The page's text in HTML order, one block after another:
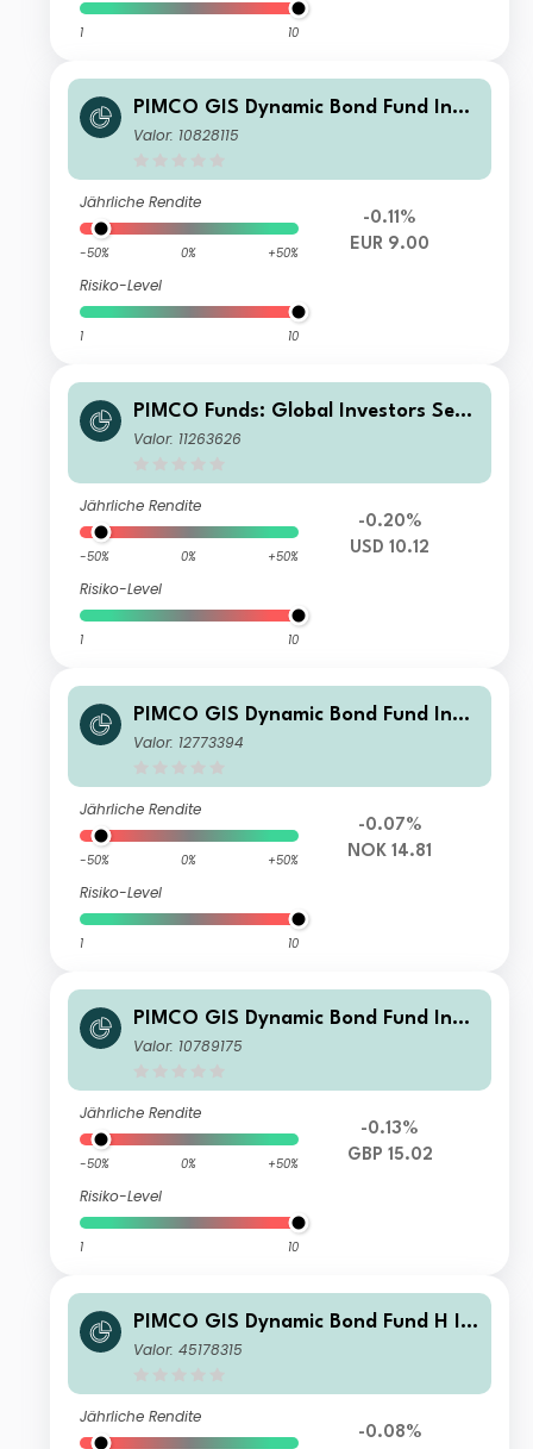
1 10
PIMCO GIS Dynamic Bond Fund Insti
tutional EUR (Hedged) Income
Valor: 10828115
Jährliche Rendite
-50% 0% +50%
Risiko-Level
1 10
-0.11%
EUR 9.00
PIMCO Funds: Global Investors Serie
s plc Dynamic Bond Fund Class E / In
Valor: 11263626
Jährliche Rendite
-50% 0% +50%
Risiko-Level
1 10
-0.20%
USD 10.12
PIMCO GIS Dynamic Bond Fund Insti
tutional NOK (Hedged) Accumulatio
Valor: 12773394
Jährliche Rendite
-50% 0% +50%
Risiko-Level
1 10
-0.07%
NOK 14.81
PIMCO GIS Dynamic Bond Fund Insti
tutional GBP (Hedged) Accumulation
Valor: 10789175
Jährliche Rendite
-50% 0% +50%
Risiko-Level
1 10
-0.13%
GBP 15.02
PIMCO GIS Dynamic Bond Fund H In
stitutional USD Accumulation
Valor: 45178315
Jährliche Rendite
-0.08%